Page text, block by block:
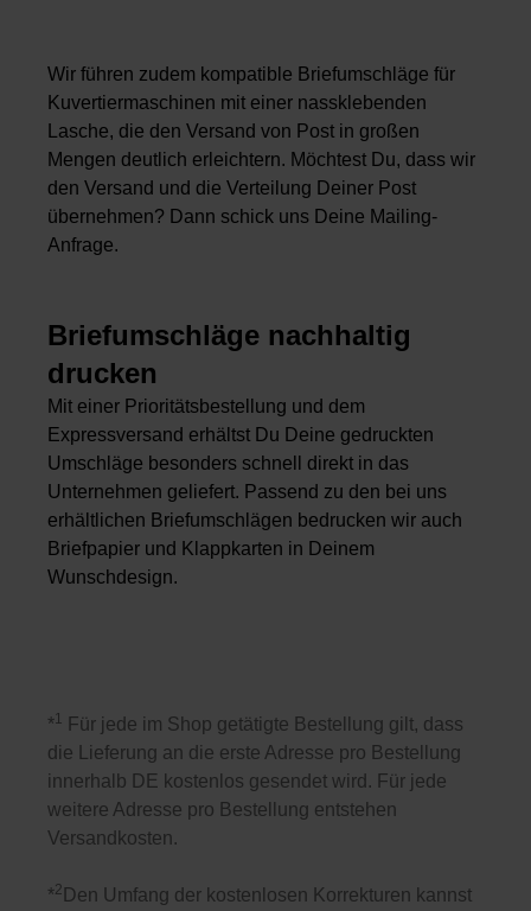
Wir führen zudem kompatible Briefumschläge für
Kuvertiermaschinen mit einer nassklebenden
Lasche, die den Versand von Post in großen
Mengen deutlich erleichtern. Möchtest Du, dass wir
den Versand und die Verteilung Deiner Post
übernehmen? Dann schick uns Deine Mailing-
Anfrage.
Briefumschläge nachhaltig
drucken
Mit einer Prioritätsbestellung und dem
Expressversand erhältst Du Deine gedruckten
Umschläge besonders schnell direkt in das
Unternehmen geliefert. Passend zu den bei uns
erhältlichen Briefumschlägen bedrucken wir auch
Briefpapier und Klappkarten in Deinem
Wunschdesign.
*1
Für jede im Shop getätigte Bestellung gilt, dass
die Lieferung an die erste Adresse pro Bestellung
innerhalb DE kostenlos gesendet wird. Für jede
weitere Adresse pro Bestellung entstehen
Versandkosten.
*2 Den Umfang der kostenlosen Korrekturen kannst